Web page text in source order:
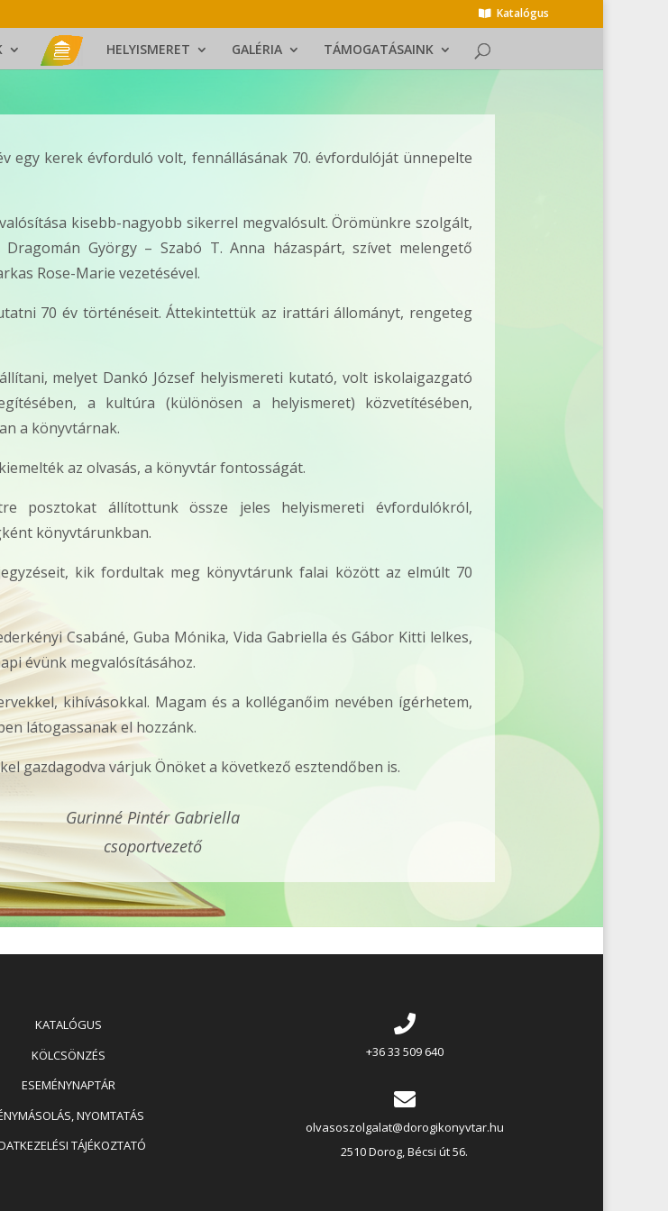
Katalógus
HELYISMERET GALÉRIA TÁMOGATÁSAINK
egy kerek évforduló volt, fennállásának 70. évfordulóját ünnepelte
kisebb-nagyobb sikerrel megvalósult. Örömünkre szolgált,
György – Szabó T. Anna házaspárt, szívet melengető
Rose-Marie vezetésével.
70 év történéseit. Áttekintettük az irattári állományt, rengeteg
melyet Dankó József helyismereti kutató, volt iskolaigazgató
a kultúra (különösen a helyismeret) közvetítésében,
a könyvtárnak.
az olvasás, a könyvtár fontosságát.
posztokat állítottunk össze jeles helyismereti évfordulókról,
könyvtárunkban.
kik fordultak meg könyvtárunk falai között az elmúlt 70
Csabáné, Guba Mónika, Vida Gabriella és Gábor Kitti lelkes,
évünk megvalósításához.
kihívásokkal. Magam és a kolléganőim nevében ígérhetem,
látogassanak el hozzánk.
gazdagodva várjuk Önöket a következő esztendőben is.
Gurinné Pintér Gabriella
csoportvezető
KATALÓGUS
KÖLCSÖNZÉS
ESEMÉNYNAPTÁR
NYOMTATÁS
TÁJÉKOZTATÓ
+36 33 509 640
olvasoszolgalat@dorogikonyvtar.hu
2510 Dorog, Bécsi út 56.